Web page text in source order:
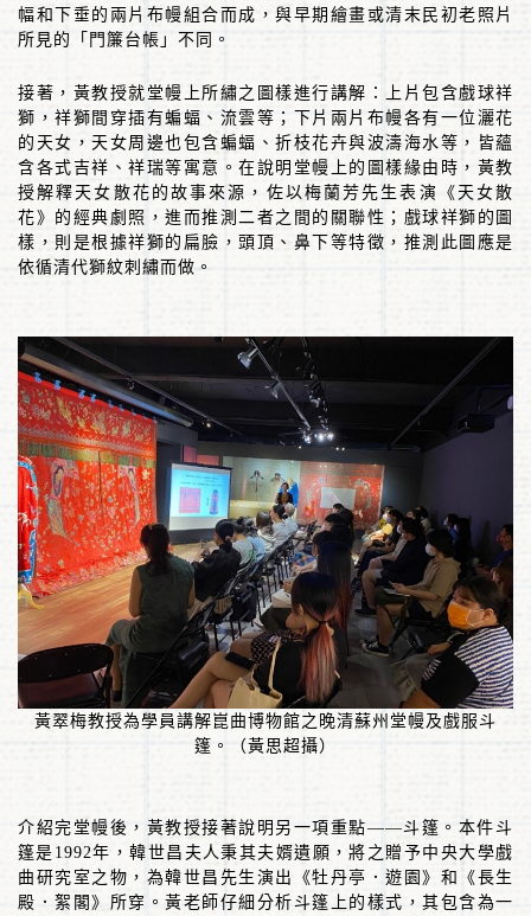
幅和下垂的兩片布幔組合而成，與早期繪畫或清末民初老照片
所見的「門簾台帳」不同。
接著，黃教授就堂幔上所繡之圖樣進行講解：上片包含戲球祥
獅，祥獅間穿插有蝙蝠、流雲等；下片兩片布幔各有一位灑花
的天女，天女周邊也包含蝙蝠、折枝花卉與波濤海水等，皆蘊
含各式吉祥、祥瑞等寓意。在說明堂幔上的圖樣緣由時，黃教
授解釋天女散花的故事來源，佐以梅蘭芳先生表演《天女散
花》的經典劇照，進而推測二者之間的關聯性；戲球祥獅的圖
樣，則是根據祥獅的扁臉，頭頂、鼻下等特徵，推測此圖應是
依循清代獅紋刺繡而做。
黃翠梅教授為學員講解崑曲博物館之晚清蘇州堂幔及戲服斗
篷。（黃思超攝）
介紹完堂幔後，黃教授接著說明另一項重點——斗篷。本件斗
篷是 1992年，韓世昌夫人秉其夫婿遺願，將之贈予中央大學戲
曲研究室之物，為韓世昌先生演出《牡丹亭．遊園》和《長生
殿．絮閣》所穿。黃老師仔細分析斗篷上的樣式，其包含為一